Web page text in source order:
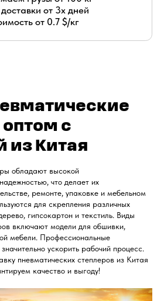
с
из Китая
обладают высокой
что делает их
ремонте, упаковке и мебельном
для скрепления различных
гипсокартон и текстиль. Виды
включают модели для обшивки,
мебели. Профессиональные
ускорить рабочий процесс.
пневматических степлеров из Китая
качество и выгоду!